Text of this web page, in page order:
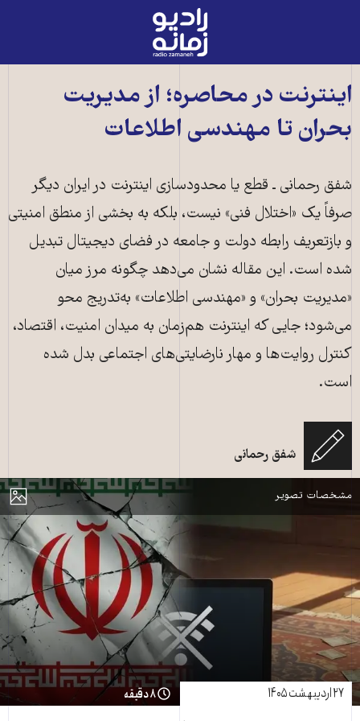
رادیو
زمانه
به
صفحه
اصلی
اینترنت در محاصره؛ از مدیریت
بحران تا مهندسی اطلاعات
شفق رحمانی ـ‌ قطع یا محدودسازی اینترنت در ایران دیگر
صرفاً یک «اختلال فنی» نیست، بلکه به بخشی از منطق امنیتی
و بازتعریف رابطه دولت و جامعه در فضای دیجیتال تبدیل
شده است. این مقاله نشان می‌دهد چگونه مرز میان
«مدیریت بحران» و «مهندسی اطلاعات» به‌تدریج محو
می‌شود؛ جایی که اینترنت هم‌زمان به میدان امنیت، اقتصاد،
کنترل روایت‌ها و مهار نارضایتی‌های اجتماعی بدل شده
است.
شفق رحمانی
نمایش
مشخصات تصویر
قطعی اینترنت و از بین رفتن مشاغل دیجیتال ـ عکس: ساخته هوش مصنوعی
۲۷ اردیبهشت ۱۴۰۵ ۸ دقیقه